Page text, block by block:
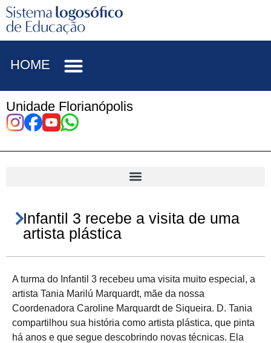
HOME
Unidade Florianópolis
Infantil 3 recebe a visita de uma
artista plástica
A turma do Infantil 3 recebeu uma visita muito especial, a
artista Tania Marilú Marquardt, mãe da nossa
Coordenadora Caroline Marquardt de Siqueira. D. Tania
compartilhou sua história como artista plástica, que pinta
há anos e que segue descobrindo novas técnicas. Ela